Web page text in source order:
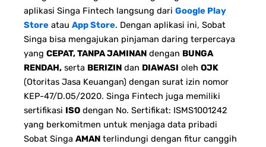
aplikasi Singa Fintech langsung dari Google Play
Store atau App Store. Dengan aplikasi ini, Sobat
Singa bisa mengajukan pinjaman daring terpercaya
yang CEPAT, TANPA JAMINAN dengan BUNGA
RENDAH, serta BERIZIN dan DIAWASI oleh OJK
(Otoritas Jasa Keuangan) dengan surat izin nomor
KEP-47/D.05/2020. Singa Fintech juga memiliki
sertifikasi ISO dengan No. Sertifikat: ISMS1001242
yang berkomitmen untuk menjaga data pribadi
Sobat Singa AMAN terlindungi dengan fitur canggih